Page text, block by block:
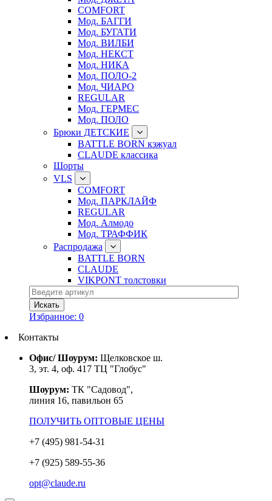
COMFORT
Мод. БАГГИ
Мод. БУГАТИ
Мод. ВИЛБИ
Мод. НЕКСТ
Мод. НИКА
Мод. ПОЛО-2
Мод. ЧИАРО
REGULAR
Мод. ГЕРМЕС
Мод. ПОЛО
Брюки ДЕТСКИЕ
BATTLE BORN кэжуал
CLAUDE классика
Шорты
VLS
COMFORT
Мод. ПАРКЛАЙФ
REGULAR
Мод. Алмодо
Мод. ТРАФФИК
Распродажа
BATTLE BORN
CLAUDE
VIKPONT толстовки
Избранное: 0
Контакты
Офис/ Шоурум: Щелковское ш.
3, эт. 4, оф. 417 ТЦ "Глобус"
Шоурум: ТК "Садовод",
линия 16, павильон 65
ПОЛУЧИТЬ ОПТОВЫЕ ЦЕНЫ
+7 (495) 981-54-31
+7 (925) 589-55-36
opt@claude.ru